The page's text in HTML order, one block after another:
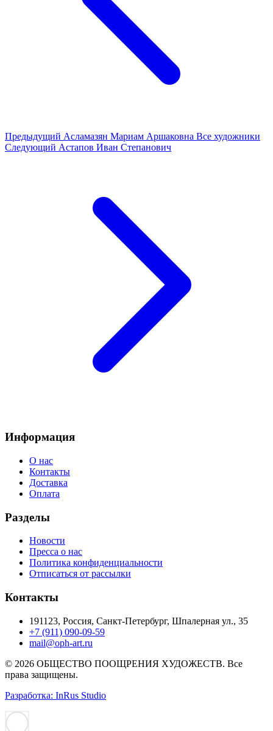
Предыдущий Асламазян Мариам Аршаковна Все художники
Следующий Астапов Иван Степанович
Информация
О нас
Контакты
Доставка
Оплата
Разделы
Новости
Пресса о нас
Политика конфиденциальности
Отписаться от рассылки
Контакты
191123, Россия, Санкт-Петербург, Шпалерная ул., 35
+7 (911) 090-09-59
mail@oph-art.ru
© 2026 ОБЩЕСТВО ПООЩРЕНИЯ ХУДОЖЕСТВ. Все
права защищены.
Разработка: InRus Studio